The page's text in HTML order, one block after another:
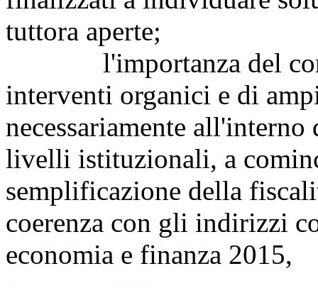
tuttora aperte;
l'importanza del
interventi organici e di
necessariamente
livelli istituzionali, a
semplificazione della
coerenza con gli indirizzi
economia e finanza 2015,